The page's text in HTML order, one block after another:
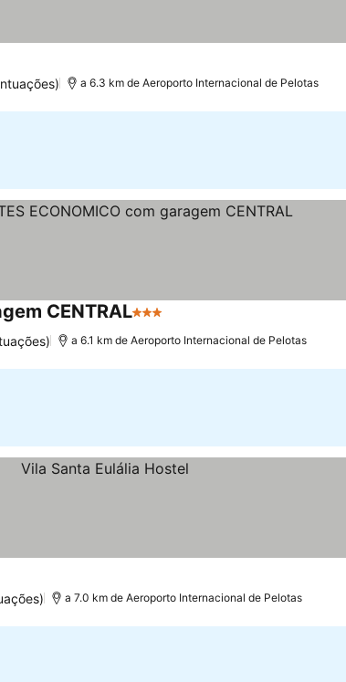
a 6.3 km de Aeroporto Internacional de Pelotas
CENTRAL3 Estrelas
a 6.1 km de Aeroporto Internacional de Pelotas
a 7.0 km de Aeroporto Internacional de Pelotas